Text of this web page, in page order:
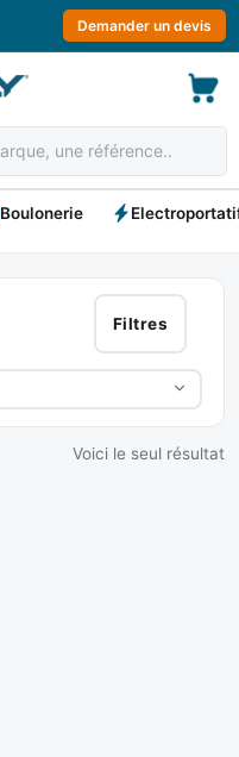
Demander un devis
Boulonerie
Filtres
Voici le seul résultat